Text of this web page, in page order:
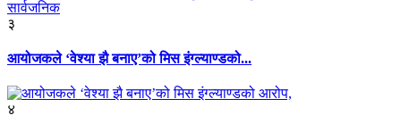
३
आयोजकले ‘वेश्या झै बनाए’को मिस इंग्ल्याण्डको...
४